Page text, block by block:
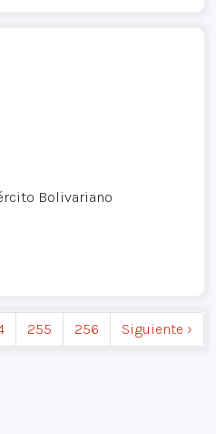
Bolivariano
255 256 Siguiente ›